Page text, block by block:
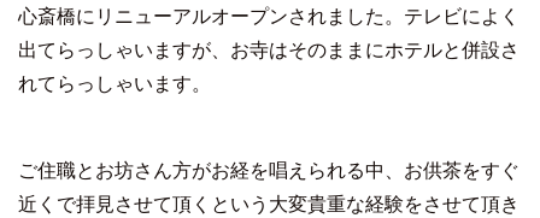
心斎橋にリニューアルオープンされました。テレビによく
出てらっしゃいますが、お寺はそのままにホテルと併設さ
れてらっしゃいます。
ご住職とお坊さん方がお経を唱えられる中、お供茶をすぐ
近くで拝見させて頂くという大変貴重な経験をさせて頂き